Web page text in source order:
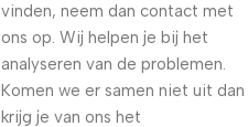
vinden, neem dan contact met
ons op. Wij helpen je bij het
analyseren van de problemen.
Komen we er samen niet uit dan
krijg je van ons het